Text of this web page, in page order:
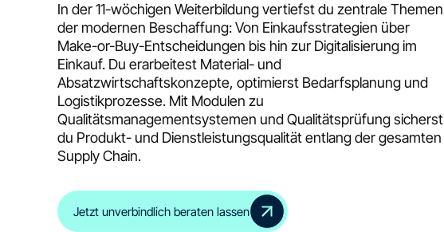
In der 11-wöchigen Weiterbildung vertiefst du zentrale Themen
der modernen Beschaffung: Von Einkaufsstrategien über
Make-or-Buy-Entscheidungen bis hin zur Digitalisierung im
Einkauf. Du erarbeitest Material- und
Absatzwirtschaftskonzepte, optimierst Bedarfsplanung und
Logistikprozesse. Mit Modulen zu
Qualitätsmanagementsystemen und Qualitätsprüfung sicherst
du Produkt- und Dienstleistungsqualität entlang der gesamten
Supply Chain.
Jetzt unverbindlich beraten lassen